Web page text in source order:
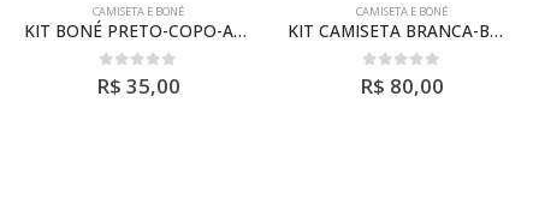
KIT BONÉ PRETO-COPO-ADESIVO KIT CAMISETA BRANCA-BONÉ PRETO-ADESIVO-COPO